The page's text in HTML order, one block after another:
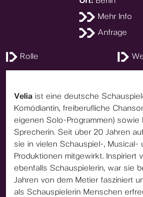
Velia ist eine deutsche
Komödiantin, freiberufliche
eigenen Solo-Programmen) sowie
Sprecherin. Seit über 20 Jahren
sie in vielen Schauspiel-, Musical-
Produktionen mitgewirkt. Inspiriert
ebenfalls Schauspielerin, war sie
Jahren von dem Metier fasziniert
als Schauspielerin Menschen
Mehr Info
Anfrage
Rolle